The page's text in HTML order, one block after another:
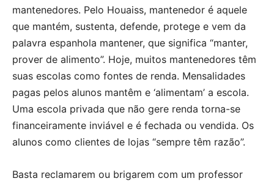
mantenedores. Pelo Houaiss, mantenedor é aquele
que mantém, sustenta, defende, protege e vem da
palavra espanhola mantener, que significa “manter,
prover de alimento”. Hoje, muitos mantenedores têm
suas escolas como fontes de renda. Mensalidades
pagas pelos alunos mantêm e ‘alimentam’ a escola.
Uma escola privada que não gere renda torna-se
financeiramente inviável e é fechada ou vendida. Os
alunos como clientes de lojas “sempre têm razão”.
Basta reclamarem ou brigarem com um professor